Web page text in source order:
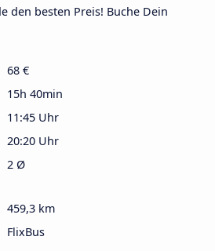
den besten Preis! Buche Dein
68 €
15h 40min
11:45 Uhr
20:20 Uhr
2 Ø
459,3 km
FlixBus